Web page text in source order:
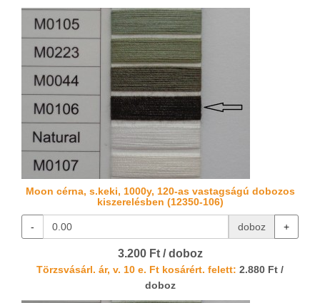
Moon cérna, s.keki, 1000y, 120-as vastagságú dobozos
kiszerelésben (12350-106)
- doboz +
3.200 Ft / doboz
Törzsvásárl. ár, v. 10 e. Ft kosárért. felett: 2.880 Ft /
doboz